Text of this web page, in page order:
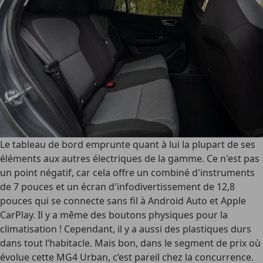
Le tableau de bord emprunte quant à lui la plupart de ses
éléments aux autres électriques de la gamme. Ce n'est pas
un point négatif, car cela offre un combiné d'instruments
de 7 pouces et un écran d'infodivertissement de 12,8
pouces qui se connecte sans fil à Android Auto et Apple
CarPlay. Il y a même des boutons physiques pour la
climatisation ! Cependant, il y a aussi des plastiques durs
dans tout l’habitacle. Mais bon, dans le segment de prix où
évolue cette MG4 Urban, c’est pareil chez la concurrence.